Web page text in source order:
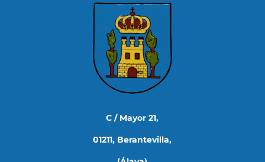
C / Mayor 21,
01211, Berantevilla,